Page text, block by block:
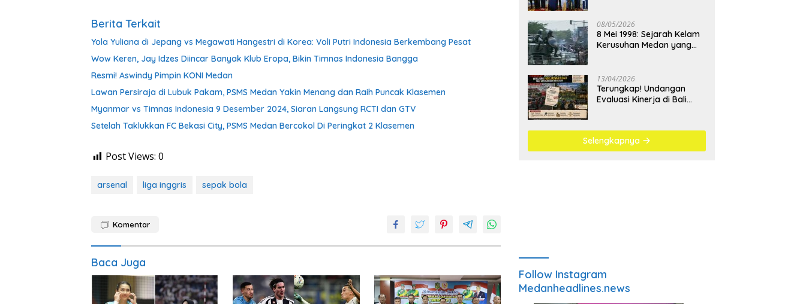
Berita Terkait
Yola Yuliana di Jepang vs Megawati Hangestri di Korea: Voli Putri Indonesia Berkembang Pesat
Wow Keren, Jay Idzes Diincar Banyak Klub Eropa, Bikin Timnas Indonesia Bangga
Resmi! Aswindy Pimpin KONI Medan
Lawan Persiraja di Lubuk Pakam, PSMS Medan Yakin Menang dan Raih Puncak Klasemen
Myanmar vs Timnas Indonesia 9 Desember 2024, Siaran Langsung RCTI dan GTV
Setelah Taklukkan FC Bekasi City, PSMS Medan Bercokol Di Peringkat 2 Klasemen
Post Views: 0
arsenal liga inggris sepak bola
Komentar
Baca Juga
08/05/2026
8 Mei 1998: Sejarah Kelam
Kerusuhan Medan yang
13/04/2026
Terungkap! Undangan
Evaluasi Kinerja di Bali
Mengular
Selengkapnya
Follow Instagram
Medanheadlines.news